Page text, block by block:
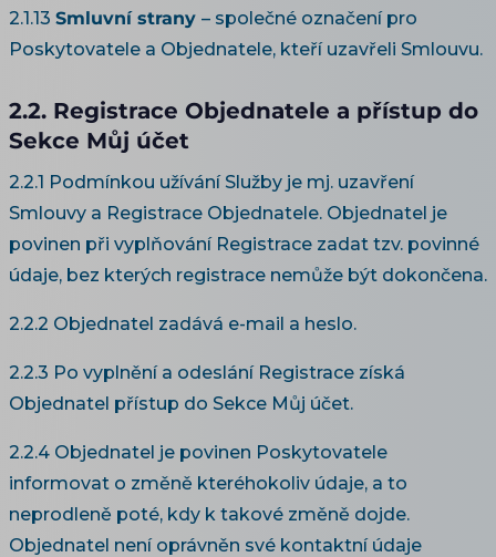
2.1.13 Smluvní strany – společné označení pro
Poskytovatele a Objednatele, kteří uzavřeli Smlouvu.
2.2. Registrace Objednatele a přístup do
Sekce Můj účet
2.2.1 Podmínkou užívání Služby je mj. uzavření
Smlouvy a Registrace Objednatele. Objednatel je
povinen při vyplňování Registrace zadat tzv. povinné
údaje, bez kterých registrace nemůže být dokončena.
2.2.2 Objednatel zadává e-mail a heslo.
2.2.3 Po vyplnění a odeslání Registrace získá
Objednatel přístup do Sekce Můj účet.
2.2.4 Objednatel je povinen Poskytovatele
informovat o změně kteréhokoliv údaje, a to
neprodleně poté, kdy k takové změně dojde.
Objednatel není oprávněn své kontaktní údaje